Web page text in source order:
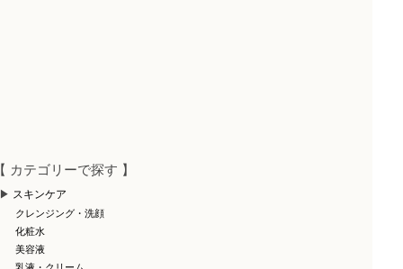
カテゴリーで探す 】
スキンケア
クレンジング・洗顔
化粧水
美容液
乳液・クリーム